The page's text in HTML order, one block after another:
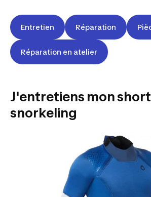
Entretien Réparation
Réparation en atelier
J'entretiens mon
snorkeling